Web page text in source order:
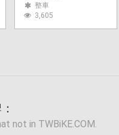
整車
3,605
not in TWBiKE.COM.